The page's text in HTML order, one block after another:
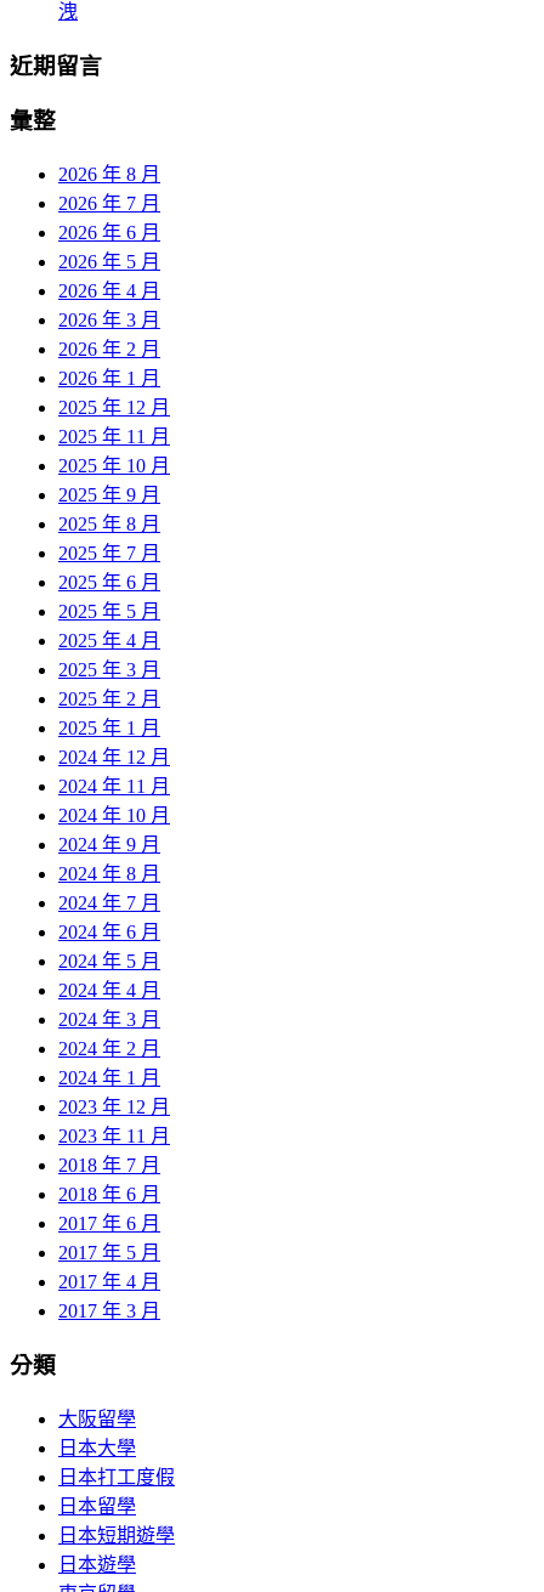
洩
近期留言
彙整
2026 年 8 月
2026 年 7 月
2026 年 6 月
2026 年 5 月
2026 年 4 月
2026 年 3 月
2026 年 2 月
2026 年 1 月
2025 年 12 月
2025 年 11 月
2025 年 10 月
2025 年 9 月
2025 年 8 月
2025 年 7 月
2025 年 6 月
2025 年 5 月
2025 年 4 月
2025 年 3 月
2025 年 2 月
2025 年 1 月
2024 年 12 月
2024 年 11 月
2024 年 10 月
2024 年 9 月
2024 年 8 月
2024 年 7 月
2024 年 6 月
2024 年 5 月
2024 年 4 月
2024 年 3 月
2024 年 2 月
2024 年 1 月
2023 年 12 月
2023 年 11 月
2018 年 7 月
2018 年 6 月
2017 年 6 月
2017 年 5 月
2017 年 4 月
2017 年 3 月
分類
大阪留學
日本大學
日本打工度假
日本留學
日本短期遊學
日本遊學